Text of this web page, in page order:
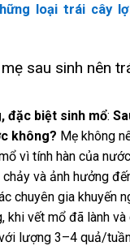
loại trái cây
sau sinh nên
đặc biệt sinh mổ:
không? Mẹ không
vì tính hàn của
và ảnh hưởng
chuyên gia khuyến
khi vết mổ đã lành
lượng 3–4 quả/